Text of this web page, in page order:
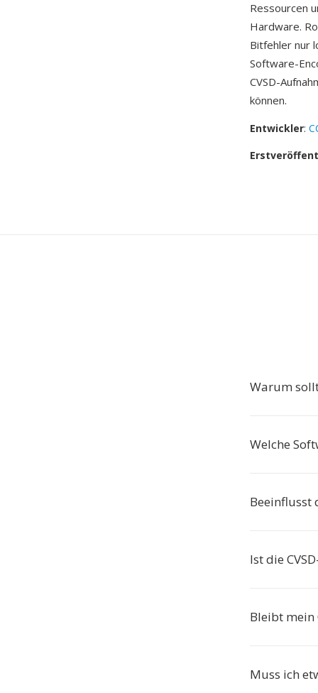
Ressourcen
Hardware.
Bitfehler nur
Software-
CVSD-
können.
Entwickler:
Warum
Welche
Beeinflusst
Ist die
Bleibt mein
Muss ich